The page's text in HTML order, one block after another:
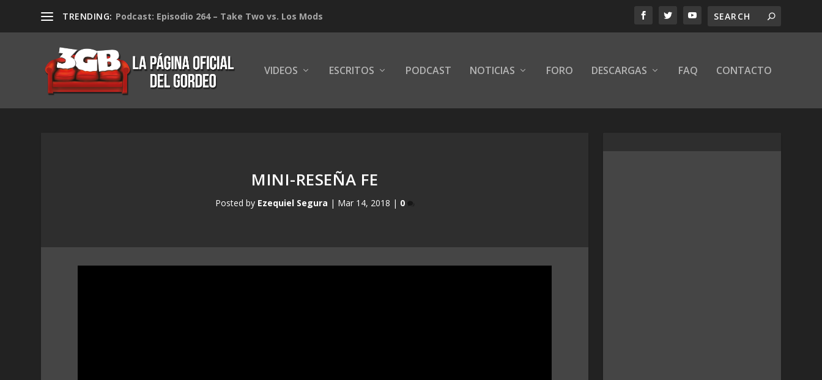
TRENDING: Podcast: Episodio 264 – Take Two vs. Los Mods
VIDEOS ESCRITOS PODCAST NOTICIAS FORO DESCARGAS FAQ CONTACTO
MINI-RESEÑA FE
Posted by Ezequiel Segura | Mar 14, 2018 | 0